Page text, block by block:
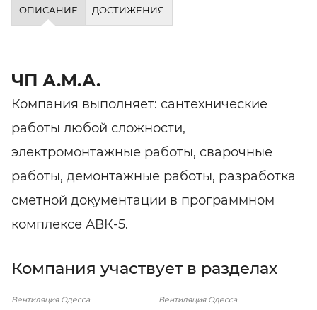
ОПИСАНИЕ ДОСТИЖЕНИЯ
ЧП А.М.А.
Компания выполняет: сантехнические
работы любой сложности,
электромонтажные работы, сварочные
работы, демонтажные работы, разработка
сметной документации в программном
комплексе АВК-5.
Компания участвует в разделах
Вентиляция Одесса Вентиляция Одесса